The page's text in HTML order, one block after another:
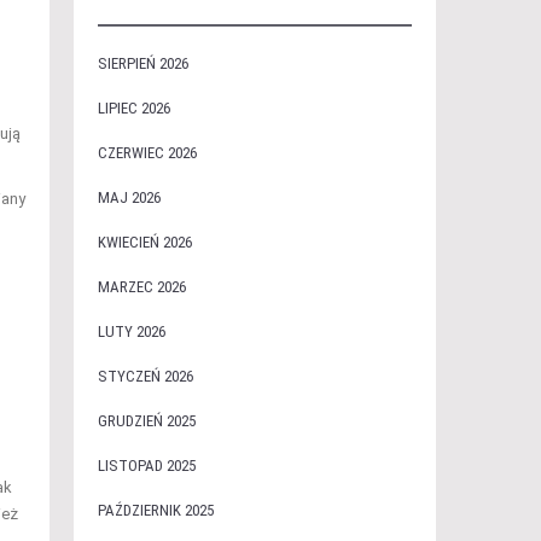
SIERPIEŃ 2026
LIPIEC 2026
CZERWIEC 2026
MAJ 2026
KWIECIEŃ 2026
MARZEC 2026
LUTY 2026
STYCZEŃ 2026
GRUDZIEŃ 2025
LISTOPAD 2025
PAŹDZIERNIK 2025